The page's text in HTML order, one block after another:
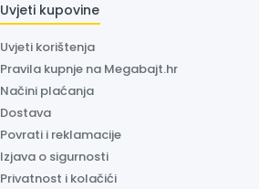
Uvjeti kupovine
Uvjeti korištenja
Pravila kupnje na Megabajt.hr
Načini plaćanja
Dostava
Povrati i reklamacije
Izjava o sigurnosti
Privatnost i kolačići